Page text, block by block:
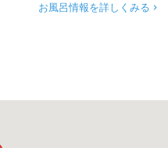
お風呂情報を詳しくみる